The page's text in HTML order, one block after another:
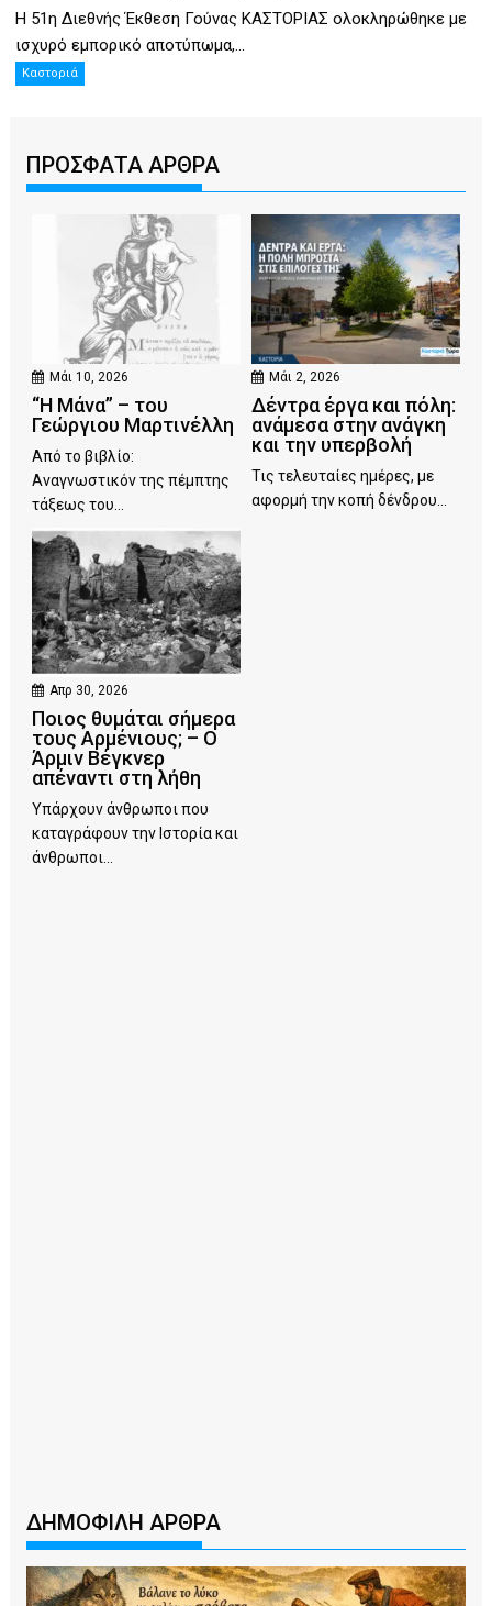
Η 51η Διεθνής Έκθεση Γούνας ΚΑΣΤΟΡΙΑΣ ολοκληρώθηκε με
ισχυρό εμπορικό αποτύπωμα,...
Καστοριά
ΠΡΟΣΦΑΤΑ ΑΡΘΡΑ
Μάι 10, 2026
“Η Μάνα” – του
Γεώργιου Μαρτινέλλη
Από το βιβλίο:
Αναγνωστικόν της πέμπτης
τάξεως του...
Μάι 2, 2026
Δέντρα έργα και πόλη:
ανάμεσα στην ανάγκη
και την υπερβολή
Τις τελευταίες ημέρες, με
αφορμή την κοπή δένδρου...
Απρ 30, 2026
Ποιος θυμάται σήμερα
τους Αρμένιους; – Ο
Άρμιν Βέγκνερ
απέναντι στη λήθη
Υπάρχουν άνθρωποι που
καταγράφουν την Ιστορία και
άνθρωποι...
ΔΗΜΟΦΙΛΗ ΑΡΘΡΑ